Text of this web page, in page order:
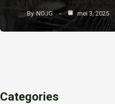
By NOJG mei 3, 2025
Categories